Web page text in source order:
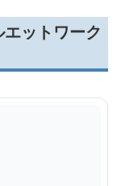
ットワーク